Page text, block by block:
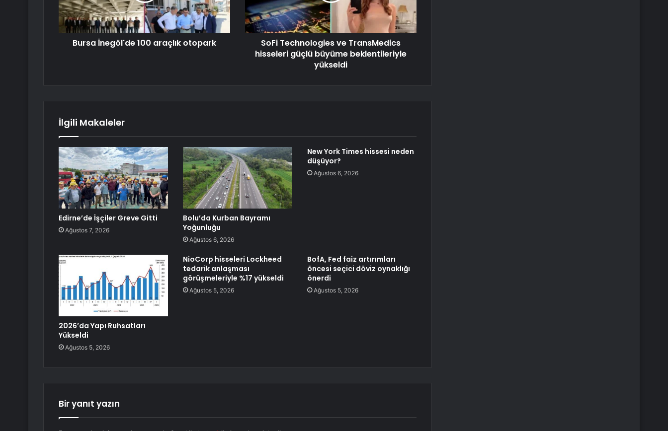
Bursa İnegöl'de 100 araçlık otopark
SoFi Technologies ve TransMedics
hisseleri güçlü büyüme beklentileriyle
yükseldi
İlgili Makaleler
Edirne’de İşçiler Greve Gitti
Ağustos 7, 2026
Bolu’da Kurban Bayramı
Yoğunluğu
Ağustos 6, 2026
New York Times hissesi neden
düşüyor?
Ağustos 6, 2026
2026’da Yapı Ruhsatları
Yükseldi
Ağustos 5, 2026
NioCorp hisseleri Lockheed
tedarik anlaşması
görüşmeleriyle %17 yükseldi
Ağustos 5, 2026
BofA, Fed faiz artırımları
öncesi seçici döviz oynaklığı
önerdi
Ağustos 5, 2026
Bir yanıt yazın